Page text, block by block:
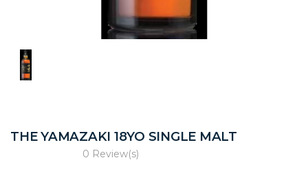
THE YAMAZAKI 18YO SINGLE MALT
0 Review(s)